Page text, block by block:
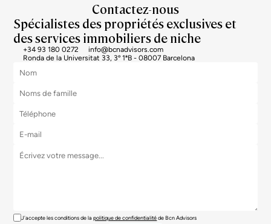
Contactez-nous
Spécialistes des propriétés exclusives et
des services immobiliers de niche
+34 93 180 0272
info@bcnadvisors.com
Ronda de la Universitat 33, 3º 1ªB - 08007 Barcelona
J'accepte les conditions de lapolitique de confidentialitéde Bcn Advisors